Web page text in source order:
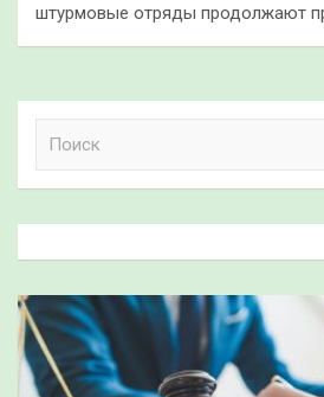
штурмовые отряды продолжают
к